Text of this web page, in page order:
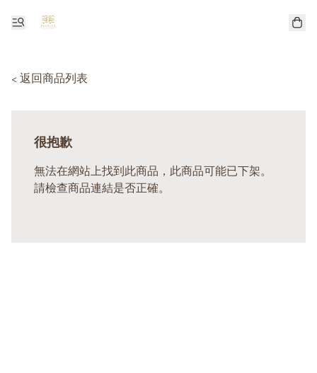
< 返回商品列表
很抱歉
無法在網站上找到此商品，此商品可能已下架。
請檢查商品連結是否正確。